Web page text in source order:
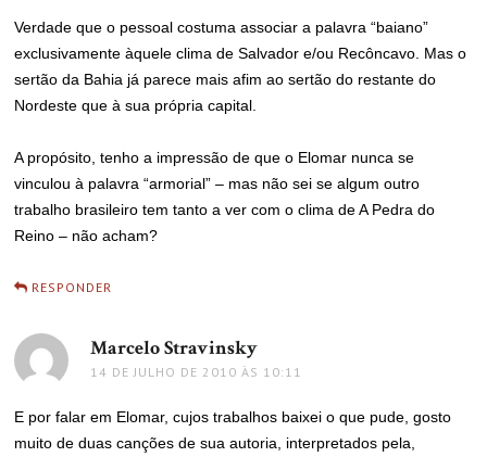
Verdade que o pessoal costuma associar a palavra “baiano”
exclusivamente àquele clima de Salvador e/ou Recôncavo. Mas o
sertão da Bahia já parece mais afim ao sertão do restante do
Nordeste que à sua própria capital.
A propósito, tenho a impressão de que o Elomar nunca se
vinculou à palavra “armorial” – mas não sei se algum outro
trabalho brasileiro tem tanto a ver com o clima de A Pedra do
Reino – não acham?
RESPONDER
Marcelo Stravinsky
14 DE JULHO DE 2010 ÀS 10:11
E por falar em Elomar, cujos trabalhos baixei o que pude, gosto
muito de duas canções de sua autoria, interpretados pela,